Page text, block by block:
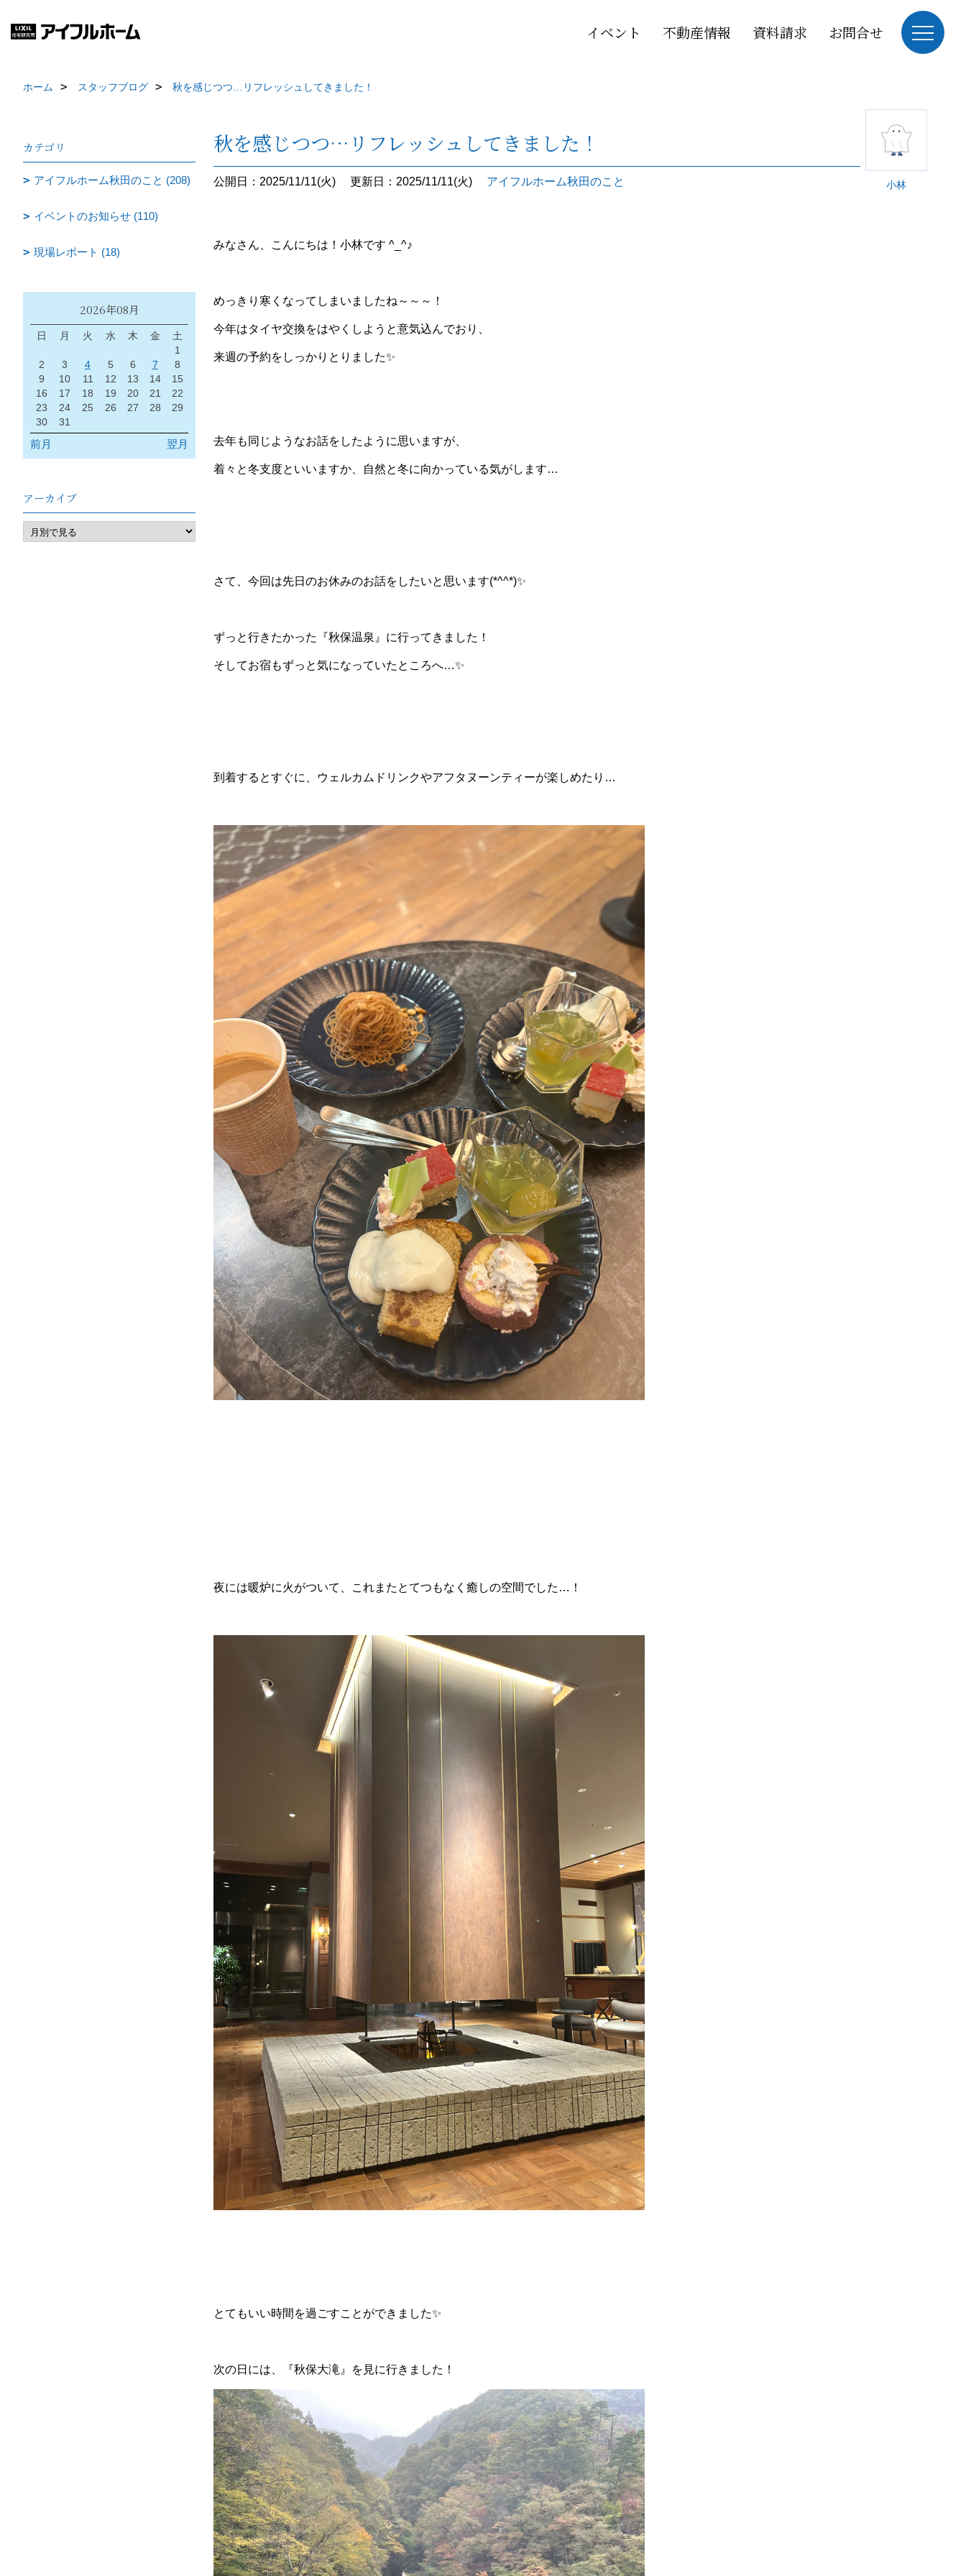
イベント 不動産情報 資料請求 お問合せ
ホーム スタッフブログ 秋を感じつつ…リフレッシュしてきました！
小林
秋を感じつつ…リフレッシュしてきました！
公開日：2025/11/11(火) 更新日：2025/11/11(火) アイフルホーム秋田のこと
みなさん、こんにちは！小林です ^_^♪
めっきり寒くなってしまいましたね～～～！
今年はタイヤ交換をはやくしようと意気込んでおり、
来週の予約をしっかりとりました✨
去年も同じようなお話をしたように思いますが、
着々と冬支度といいますか、自然と冬に向かっている気がします…
さて、今回は先日のお休みのお話をしたいと思います(*^^*)✨
ずっと行きたかった『秋保温泉』に行ってきました！
そしてお宿もずっと気になっていたところへ…✨
到着するとすぐに、ウェルカムドリンクやアフタヌーンティーが楽しめたり…
夜には暖炉に火がついて、これまたとてつもなく癒しの空間でした…！
とてもいい時間を過ごすことができました✨
次の日には、『秋保大滝』を見に行きました！
カテゴリ
アイフルホーム秋田のこと (208)
イベントのお知らせ (110)
現場レポート (18)
2026年08月
日 月 火 水 木 金
土
1
2
3 4 5 6 7
8
9
10 11 12 13 14
15
16
17 18 19 20 21
22
23
24 25 26 27 28
29
30
31
前月 翌月
アーカイブ